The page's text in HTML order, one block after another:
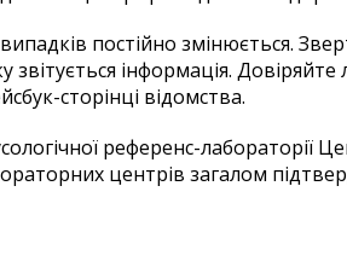
постійно змінюється.
звітується інформація.
сторінці відомства.
референс-лабораторії
центрів загалом